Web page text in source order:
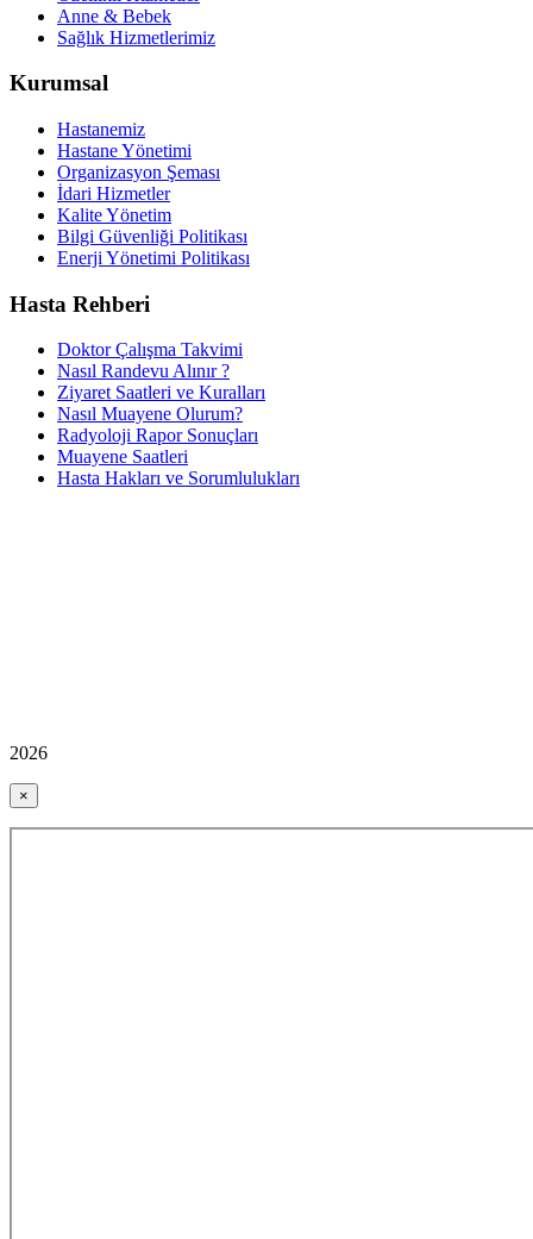
Anne & Bebek
Sağlık Hizmetlerimiz
Kurumsal
Hastanemiz
Hastane Yönetimi
Organizasyon Şeması
İdari Hizmetler
Kalite Yönetim
Bilgi Güvenliği Politikası
Enerji Yönetimi Politikası
Hasta Rehberi
Doktor Çalışma Takvimi
Nasıl Randevu Alınır ?
Ziyaret Saatleri ve Kuralları
Nasıl Muayene Olurum?
Radyoloji Rapor Sonuçları
Muayene Saatleri
Hasta Hakları ve Sorumlulukları
2026
×